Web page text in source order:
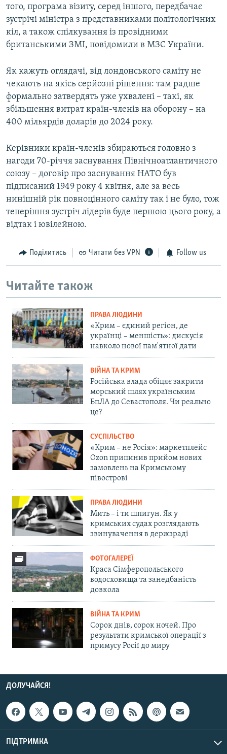
того, програма візиту, серед іншого, передбачає
зустрічі міністра з представниками політологічних
кіл, а також спілкування із провідними
британськими ЗМІ, повідомили в МЗС України.
Як кажуть оглядачі, від лондонського саміту не
чекають на якісь серйозні рішення: там радше
формально затвердять уже ухвалені – такі, як
збільшення витрат країн-членів на оборону – на
400 мільярдів доларів до 2024 року.
Керівники країн-членів збираються головно з
нагоди 70-річчя заснування Північноатлантичного
союзу – договір про заснування НАТО був
підписаний 1949 року 4 квітня, але за весь
нинішній рік повноцінного саміту так і не було, тож
теперішня зустріч лідерів буде першою цього року, а
відтак і ювілейною.
Поділитись Читати без VPN Follow us
Читайте також
ПРАВА ЛЮДИНИ
«Крим – єдиний регіон, де
українці – меншість»: дискусія
навколо нової пам'ятної дати
ВІЙНА ТА КРИМ
Російська влада обіцяє закрити
морський шлях українським
БпЛА до Севастополя. Чи реально
це?
СУСПІЛЬСТВО
«Крим – не Росія»: маркетплейс
Ozon припинив прийом нових
замовлень на Кримському
півострові
ПРАВА ЛЮДИНИ
Мить – і ти шпигун. Як у
кримських судах розглядають
звинувачення в держзраді
ФОТОГАЛЕРЕЇ
Краса Сімферопольського
водосховища та занедбаність
довкола
ВІЙНА ТА КРИМ
Сорок днів, сорок ночей. Про
результати кримської операції з
примусу Росії до миру
ДОЛУЧАЙСЯ!
ПІДТРИМКА